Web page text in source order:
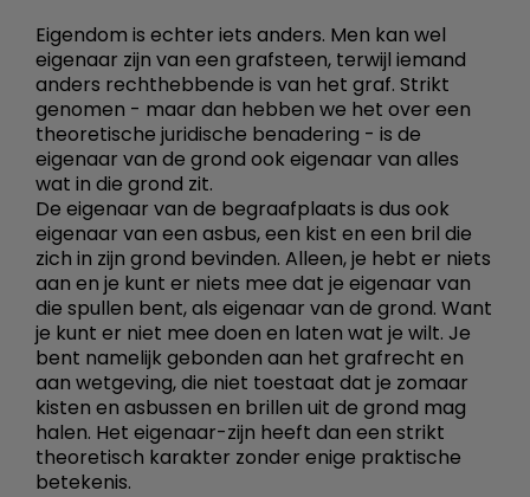
Eigendom is echter iets anders. Men kan wel
eigenaar zijn van een grafsteen, terwijl iemand
anders rechthebbende is van het graf. Strikt
genomen - maar dan hebben we het over een
theoretische juridische benadering - is de
eigenaar van de grond ook eigenaar van alles
wat in die grond zit.
De eigenaar van de begraafplaats is dus ook
eigenaar van een asbus, een kist en een bril die
zich in zijn grond bevinden. Alleen, je hebt er niets
aan en je kunt er niets mee dat je eigenaar van
die spullen bent, als eigenaar van de grond. Want
je kunt er niet mee doen en laten wat je wilt. Je
bent namelijk gebonden aan het grafrecht en
aan wetgeving, die niet toestaat dat je zomaar
kisten en asbussen en brillen uit de grond mag
halen. Het eigenaar-zijn heeft dan een strikt
theoretisch karakter zonder enige praktische
betekenis.